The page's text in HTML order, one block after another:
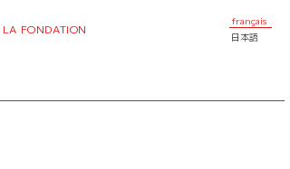
LA FONDATION
français
日本語